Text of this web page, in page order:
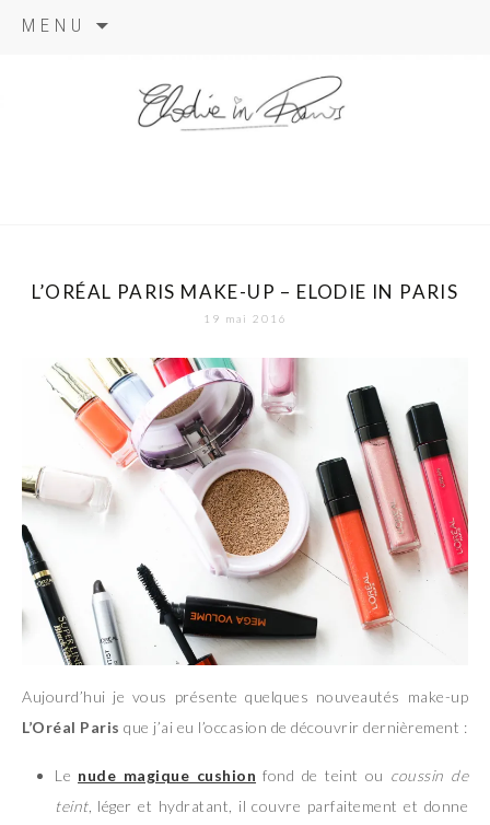
MENU
L’ORÉAL PARIS MAKE-UP – ELODIE IN PARIS
19 mai 2016
Aujourd’hui je vous présente quelques nouveautés make-up
L’Oréal Paris que j’ai eu l’occasion de découvrir dernièrement :
Le nude magique cushion fond de teint ou coussin de
teint, léger et hydratant, il couvre parfaitement et donne